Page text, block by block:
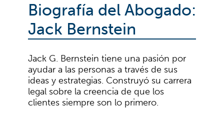
Biografía del Abogado:
Jack Bernstein
Jack G. Bernstein tiene una pasión por
ayudar a las personas a través de sus
ideas y estrategias. Construyó su carrera
legal sobre la creencia de que los
clientes siempre son lo primero.